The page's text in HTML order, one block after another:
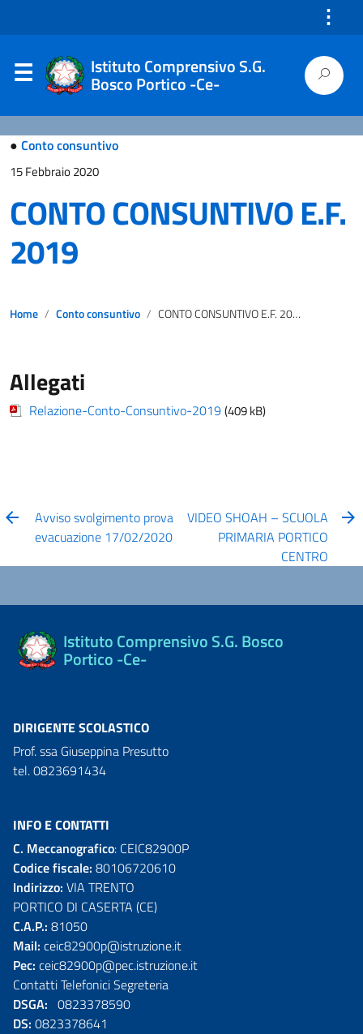
⋮
Istituto Comprensivo S.G.
Bosco Portico -Ce-
● Conto consuntivo
15 Febbraio 2020
CONTO CONSUNTIVO E.F.
2019
Home Conto consuntivo CONTO CONSUNTIVO E.F. 2019
Allegati
Relazione-Conto-Consuntivo-2019 (409 kB)
Avviso svolgimento prova
evacuazione 17/02/2020
VIDEO SHOAH – SCUOLA
PRIMARIA PORTICO
CENTRO
Istituto Comprensivo S.G. Bosco
Portico -Ce-
DIRIGENTE SCOLASTICO
Prof. ssa Giuseppina Presutto
tel. 0823691434
INFO E CONTATTI
C. Meccanografico: CEIC82900P
Codice fiscale: 80106720610
Indirizzo: VIA TRENTO
PORTICO DI CASERTA (CE)
C.A.P.: 81050
Mail: ceic82900p@istruzione.it
Pec: ceic82900p@pec.istruzione.it
Contatti Telefonici Segreteria
DSGA: 0823378590
DS: 0823378641